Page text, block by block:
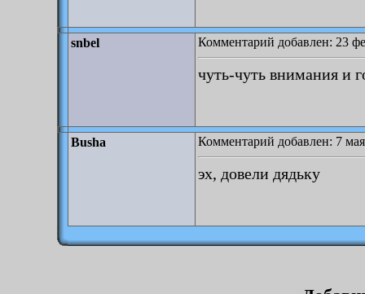
snbel Комментарий добавлен: 23
чуть-чуть внимания и
Busha Комментарий добавлен: 7
эх, довели дядьку